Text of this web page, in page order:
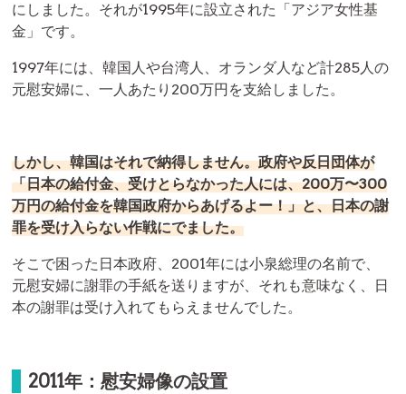
にしました。それが1995年に設立された「アジア女性基
金」です。
1997年には、韓国人や台湾人、オランダ人など計285人の
元慰安婦に、一人あたり200万円を支給しました。
しかし、韓国はそれで納得しません。政府や反日団体が
「日本の給付金、受けとらなかった人には、200万〜300
万円の給付金を韓国政府からあげるよー！」と、日本の謝
罪を受け入らない作戦にでました。
そこで困った日本政府、2001年には小泉総理の名前で、
元慰安婦に謝罪の手紙を送りますが、それも意味なく、日
本の謝罪は受け入れてもらえませんでした。
2011年：慰安婦像の設置